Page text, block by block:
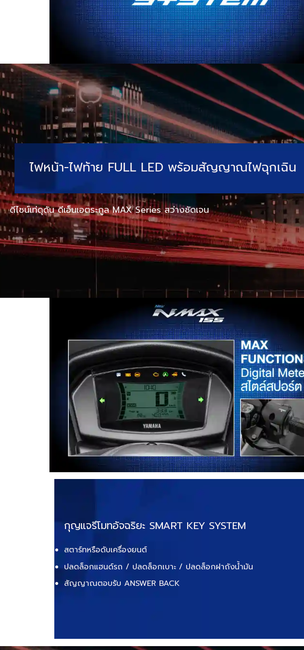
ไฟหน้า-ไฟท้าย FULL LED พร้อมสัญญาณไฟฉุกเฉิน
ดีไซน์เท่ดุดัน ดีเอ็นเอตระกูล MAX Series สว่างชัดเจน
กุญแจรีโมทอัจฉริยะ SMART KEY SYSTEM
สตาร์ทหรือดับเครื่องยนต์
ปลดล็อกแฮนด์รถ / ปลดล็อกเบาะ / ปลดล็อกฝาถังน้ำมัน
สัญญาณตอบรับ ANSWER BACK